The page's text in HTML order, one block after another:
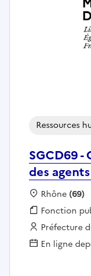
SGCD69 -
des
Ressources
Localisation :
Rhône(69)
Fonction
Fonction
Employeur :
Préfecture
En ligne